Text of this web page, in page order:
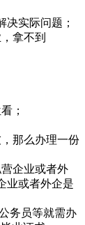
实际问题；
拿不到
；
那么办理一份
企业或者外
业或者外企是
务员等就需办